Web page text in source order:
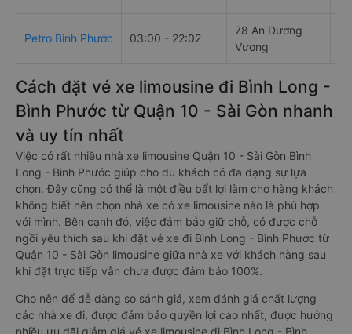
Petro Bình Phước 03:00 - 22:02
78 An Dương
Vương
Cách đặt vé xe limousine đi Bình Long -
Bình Phước từ Quận 10 - Sài Gòn nhanh
và uy tín nhất
Việc có rất nhiều nhà xe limousine Quận 10 - Sài Gòn Bình
Long - Bình Phước giúp cho du khách có đa dạng sự lựa
chọn. Đây cũng có thể là một điều bất lợi làm cho hàng khách
không biết nên chọn nhà xe có xe limousine nào là phù hợp
với mình. Bên cạnh đó, việc đảm bảo giữ chỗ, có được chỗ
ngồi yêu thích sau khi đặt vé xe đi Bình Long - Bình Phước từ
Quận 10 - Sài Gòn limousine giữa nhà xe với khách hàng sau
khi đặt trực tiếp vẫn chưa được đảm bảo 100%.
Cho nên để dễ dàng so sánh giá, xem đánh giá chất lượng
các nhà xe đi, được đảm bảo quyền lợi cao nhất, được hưởng
nhiều ưu đãi giảm giá vé xe limousine đi Bình Long - Bình